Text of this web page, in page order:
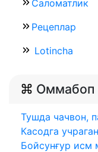
Саломатлик
Рецеплар
Lotincha
Оммабоп
Тушда чачвон,
Касодга
Бойсунғур исм